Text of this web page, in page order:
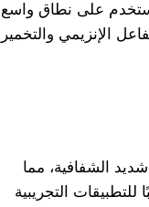
على نطاق واسع
الإنزيمي والتخمير
الشفافية، مما
التجريبية